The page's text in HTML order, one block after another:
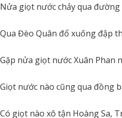
Nửa giọt nước chảy qua
Qua Đèo Quân đổ xuống đập
Gặp nửa giọt nước Xuân Phan
Giọt nước nào cũng qua đồng
Có giọt nào xô tận Hoàng Sa,